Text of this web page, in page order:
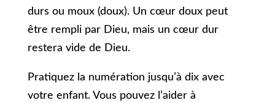
durs ou moux (doux). Un cœur doux peut
être rempli par Dieu, mais un cœur dur
restera vide de Dieu.
Pratiquez la numération jusqu’à dix avec
votre enfant. Vous pouvez l’aider à